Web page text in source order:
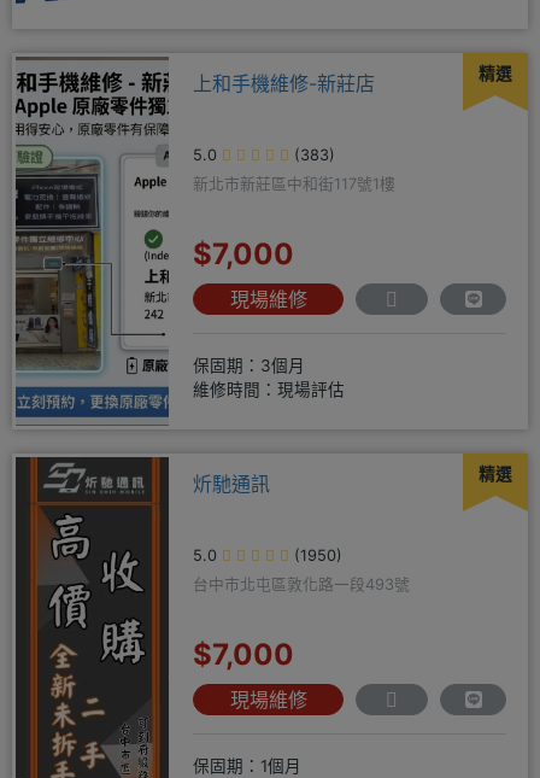
精選
上和手機維修-新莊店
5.0
(383)
新北市新莊區中和街117號1樓
$7,000
現場維修
保固期：3個月
維修時間：現場評估
精選
炘馳通訊
5.0
(1950)
台中市北屯區敦化路一段493號
$7,000
現場維修
保固期：1個月